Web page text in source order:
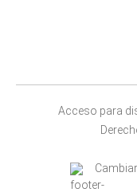
Acceso para